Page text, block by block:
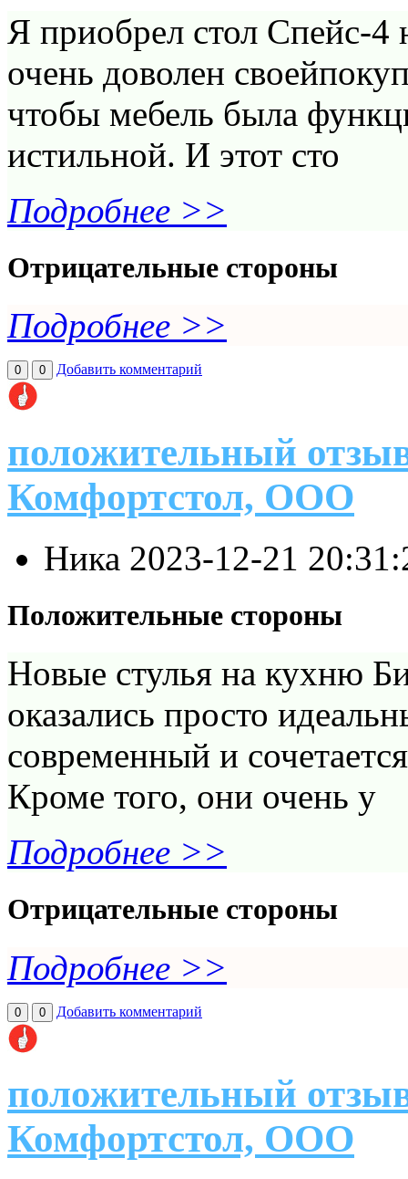
Я приобрел стол Спейс-4
очень доволен
чтобы мебель была
истильной. И этот сто
Подробнее >>
Отрицательные стороны
Подробнее >>
0 0 Добавить комментарий
положительный
Комфортстол, ООО
Ника 2023-12-21
Положительные стороны
Новые стулья на кухню
оказались просто
современный и
Кроме того, они очень у
Подробнее >>
Отрицательные стороны
Подробнее >>
0 0 Добавить комментарий
положительный
Комфортстол, ООО